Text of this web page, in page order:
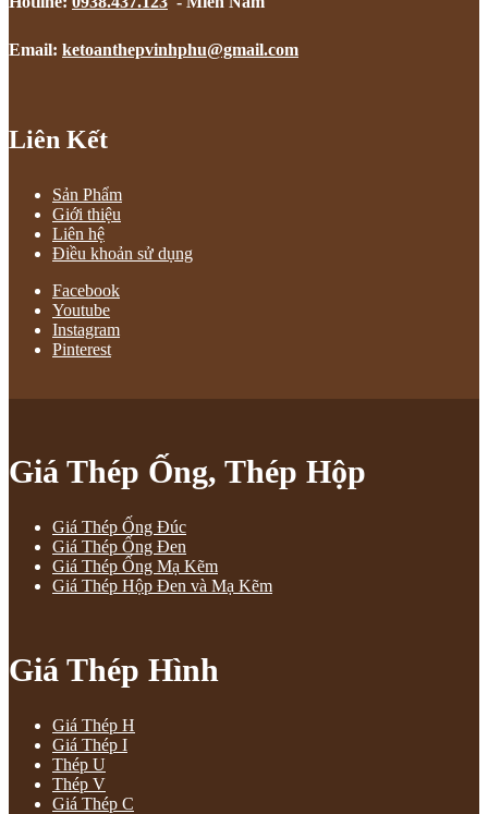
Email: ketoanthepvinhphu@gmail.com
Liên Kết
Sản Phẩm
Giới thiệu
Liên hệ
Điều khoản sử dụng
Facebook
Youtube
Instagram
Pinterest
Giá Thép Ống, Thép Hộp
Giá Thép Ống Đúc
Giá Thép Ống Đen
Giá Thép Ống Mạ Kẽm
Giá Thép Hộp Đen và Mạ Kẽm
Giá Thép Hình
Giá Thép H
Giá Thép I
Thép U
Thép V
Giá Thép C